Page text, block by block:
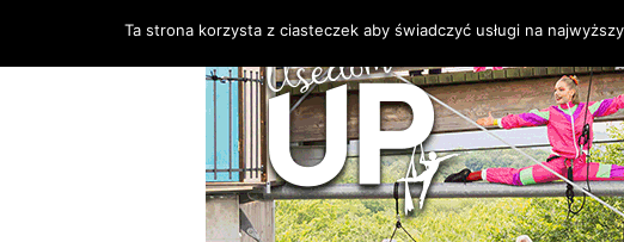
Ta strona korzysta z ciasteczek aby świadczyć usługi na